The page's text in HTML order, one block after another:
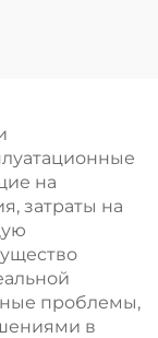
на
затраты на
проблемы,
в